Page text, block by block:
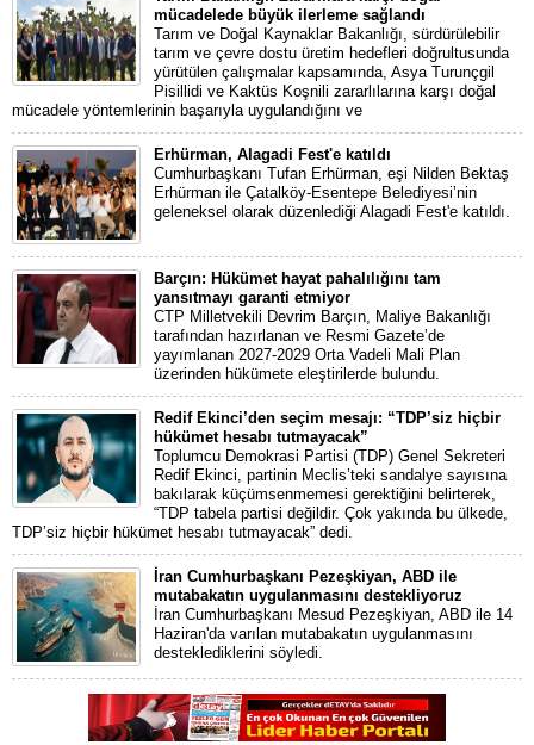
mücadelede büyük ilerleme sağlandı
Tarım ve Doğal Kaynaklar Bakanlığı, sürdürülebilir
tarım ve çevre dostu üretim hedefleri doğrultusunda
yürütülen çalışmalar kapsamında, Asya Turunçgil
Pisillidi ve Kaktüs Koşnili zararlılarına karşı doğal
mücadele yöntemlerinin başarıyla uygulandığını ve
Erhürman, Alagadi Fest'e katıldı
Cumhurbaşkanı Tufan Erhürman, eşi Nilden Bektaş
Erhürman ile Çatalköy-Esentepe Belediyesi’nin
geleneksel olarak düzenlediği Alagadi Fest'e katıldı.
Barçın: Hükümet hayat pahalılığını tam
yansıtmayı garanti etmiyor
CTP Milletvekili Devrim Barçın, Maliye Bakanlığı
tarafından hazırlanan ve Resmi Gazete’de
yayımlanan 2027-2029 Orta Vadeli Mali Plan
üzerinden hükümete eleştirilerde bulundu.
Redif Ekinci’den seçim mesajı: “TDP’siz hiçbir
hükümet hesabı tutmayacak”
Toplumcu Demokrasi Partisi (TDP) Genel Sekreteri
Redif Ekinci, partinin Meclis’teki sandalye sayısına
bakılarak küçümsenmemesi gerektiğini belirterek,
“TDP tabela partisi değildir. Çok yakında bu ülkede,
TDP’siz hiçbir hükümet hesabı tutmayacak” dedi.
İran Cumhurbaşkanı Pezeşkiyan, ABD ile
mutabakatın uygulanmasını destekliyoruz
İran Cumhurbaşkanı Mesud Pezeşkiyan, ABD ile 14
Haziran'da varılan mutabakatın uygulanmasını
desteklediklerini söyledi.